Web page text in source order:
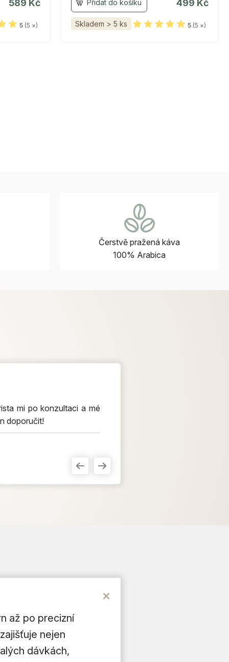
589 Kč
5(5 ×)
499 Kč
Skladem > 5 ks 5(5 ×)
Čerstvě pražená káva
100% Arabica
mi po konzultaci a mé
doporučit!
až po precizní
nejen
dávkách,